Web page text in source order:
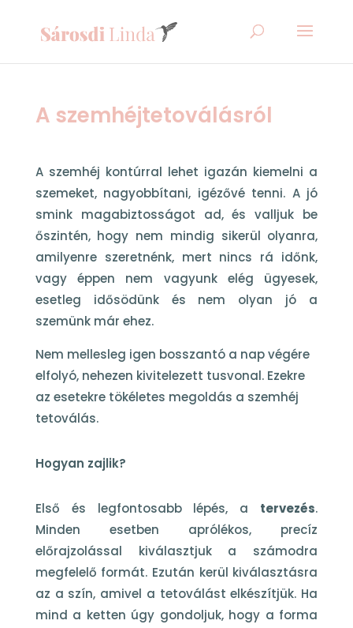
A szemhéjtetoválásról
A szemhéj kontúrral lehet igazán kiemelni a
szemeket, nagyobbítani, igézővé tenni. A jó
smink magabiztosságot ad, és valljuk be
őszintén, hogy nem mindig sikerül olyanra,
amilyenre szeretnénk, mert nincs rá időnk,
vagy éppen nem vagyunk elég ügyesek,
esetleg idősödünk és nem olyan jó a
szemünk már ehez.
Nem mellesleg igen bosszantó a nap végére
elfolyó, nehezen kivitelezett tusvonal. Ezekre
az esetekre tökéletes megoldás a szemhéj
tetoválás.
Hogyan zajlik?
Első és legfontosabb lépés, a tervezés.
Minden esetben aprólékos, precíz
előrajzolással kiválasztjuk a számodra
megfelelő formát. Ezután kerül kiválasztásra
az a szín, amivel a tetoválást elkészítjük. Ha
mind a ketten úgy gondoljuk, hogy a forma